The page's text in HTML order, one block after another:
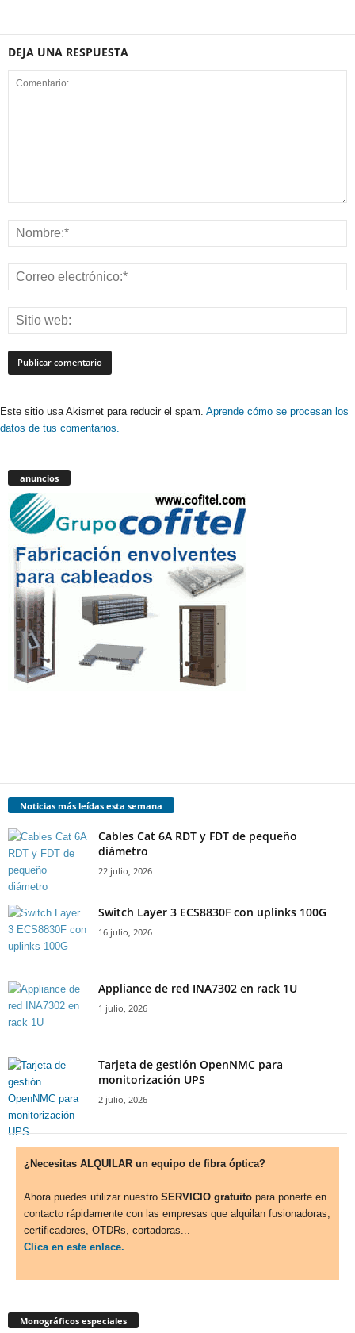
DEJA UNA RESPUESTA
Este sitio usa Akismet para reducir el spam. Aprende cómo se procesan los
datos de tus comentarios.
anuncios
Noticias más leídas esta semana
Cables Cat 6A RDT y FDT de pequeño
diámetro
22 julio, 2026
Switch Layer 3 ECS8830F con uplinks 100G
16 julio, 2026
Appliance de red INA7302 en rack 1U
1 julio, 2026
Tarjeta de gestión OpenNMC para
monitorización UPS
2 julio, 2026
¿Necesitas ALQUILAR un equipo de fibra óptica?
Ahora puedes utilizar nuestro SERVICIO gratuito para ponerte en
contacto rápidamente con las empresas que alquilan fusionadoras,
certificadores, OTDRs, cortadoras...
Clica en este enlace.
Monográficos especiales